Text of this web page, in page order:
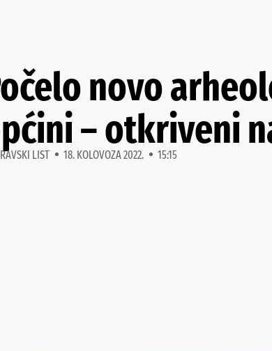
novo
– otkriveni
LIST 18. KOLOVOZA 2022. 15:15